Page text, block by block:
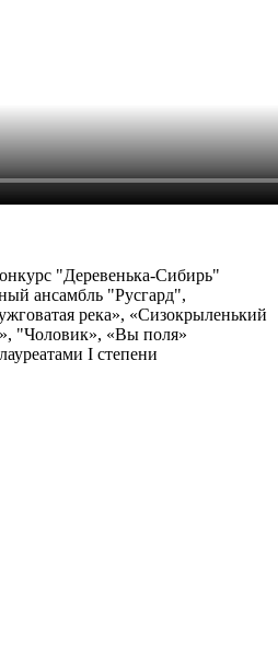
"Деревенька-Сибирь"
ансамбль "Русгард",
река», «Сизокрыленький
"Чоловик», «Вы поля»
I степени